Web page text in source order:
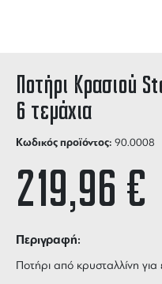
Ποτήρι Κρασιού
6 τεμάχια
Κωδικός προϊόντος: 90.0008
219,96€
Περιγραφή:
Ποτήρι από κρυσταλλίνη για